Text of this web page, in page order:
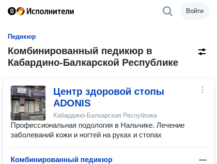
Войти
Педикюр
Комбинированный педикюр в
Кабардино-Балкарской Республике
Центр здоровой стопы
ADONIS
Кабардино-Балкарская Республика
Профессиональная подология в Нальчике. Лечение
заболеваний кожи и ногтей на руках и стопах
Комбинированный педикюр —